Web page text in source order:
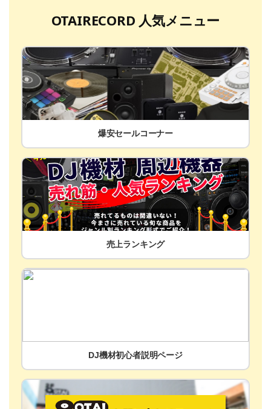
OTAIRECORD 人気メニュー
爆安セールコーナー
売上ランキング
DJ機材初心者説明ページ